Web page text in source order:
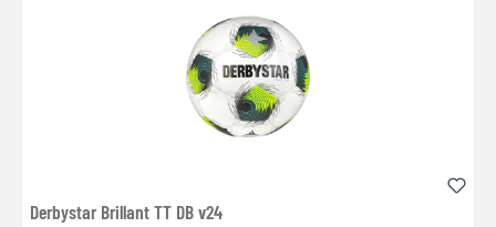
Derbystar Brillant TT DB v24